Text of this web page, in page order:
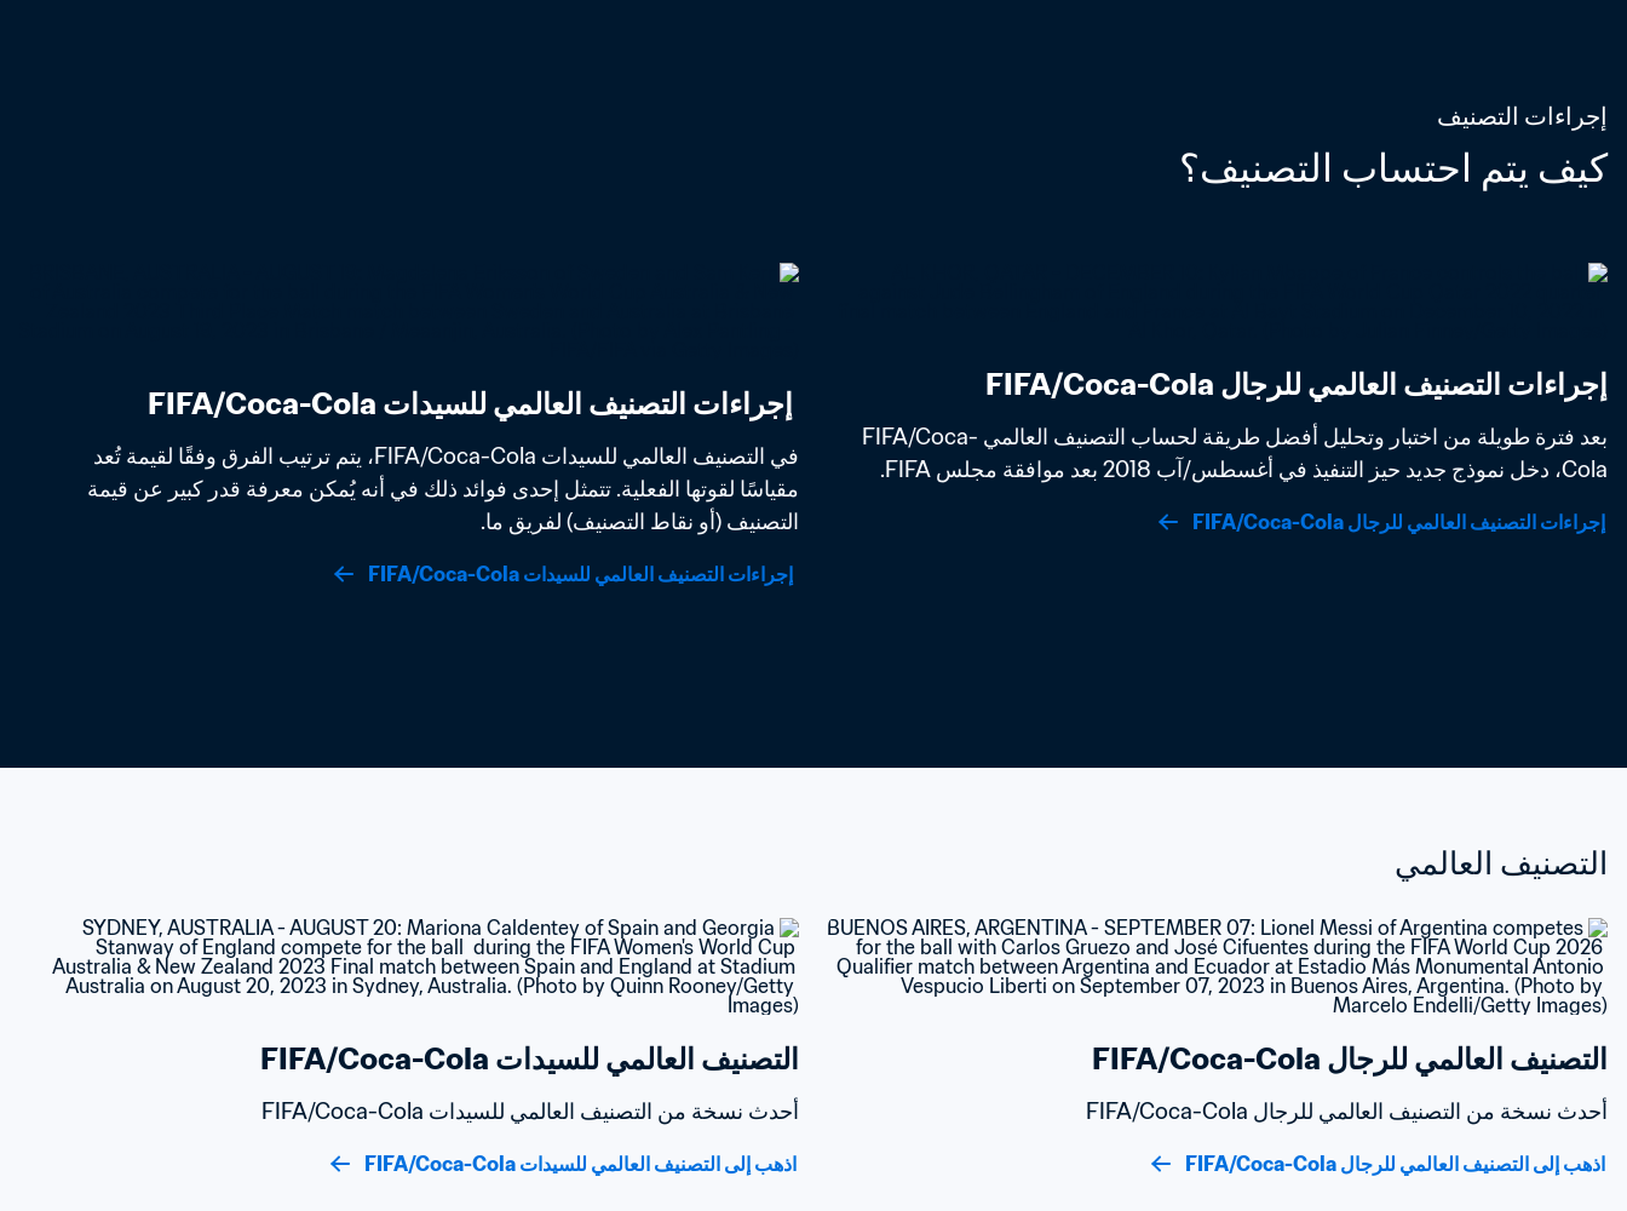
إجراءات التصنيف
كيف يتم احتساب التصنيف؟
إجراءات التصنيف العالمي للرجال FIFA/Coca-Cola
بعد فترة طويلة من اختبار وتحليل أفضل طريقة لحساب التصنيف العالمي FIFA/Coca-
Cola، دخل نموذج جديد حيز التنفيذ في أغسطس/آب 2018 بعد موافقة مجلس FIFA.
إجراءات التصنيف العالمي للرجال FIFA/Coca-Cola
التصنيف (أو نقاط التصنيف) لفريق ما.
التصنيف العالمي
التصنيف العالمي للرجال FIFA/Coca-Cola
أحدث نسخة من التصنيف العالمي للرجال FIFA/Coca-Cola
اذهب إلى التصنيف العالمي للرجال FIFA/Coca-Cola
التصنيف العالمي للسيدات FIFA/Coca-Cola
أحدث نسخة من التصنيف العالمي للسيدات FIFA/Coca-Cola
اذهب إلى التصنيف العالمي للسيدات FIFA/Coca-Cola